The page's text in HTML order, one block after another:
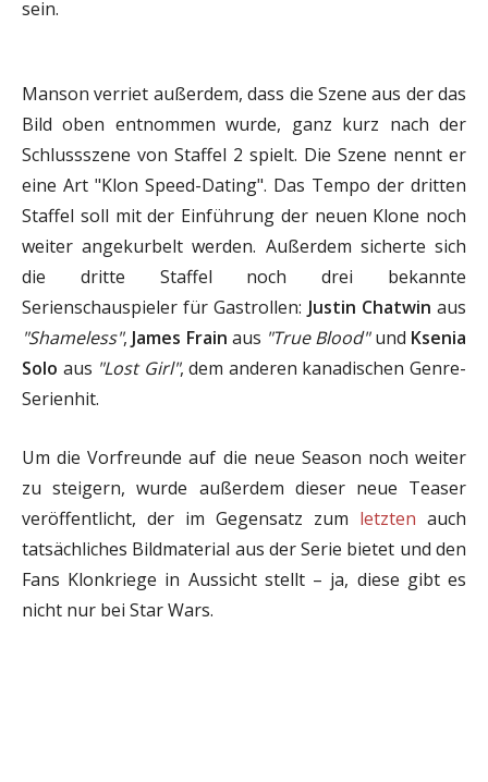
sein.
Manson verriet außerdem, dass die Szene aus der das
Bild oben entnommen wurde, ganz kurz nach der
Schlussszene von Staffel 2 spielt. Die Szene nennt er
eine Art "Klon Speed-Dating". Das Tempo der dritten
Staffel soll mit der Einführung der neuen Klone noch
weiter angekurbelt werden. Außerdem sicherte sich
die dritte Staffel noch drei bekannte
Serienschauspieler für Gastrollen: Justin Chatwin aus
"Shameless", James Frain aus "True Blood"und Ksenia
Solo aus "Lost Girl", dem anderen kanadischen Genre-
Serienhit.
Um die Vorfreunde auf die neue Season noch weiter
zu steigern, wurde außerdem dieser neue Teaser
veröffentlicht, der im Gegensatz zum letzten auch
tatsächliches Bildmaterial aus der Serie bietet und den
Fans Klonkriege in Aussicht stellt – ja, diese gibt es
nicht nur bei Star Wars.